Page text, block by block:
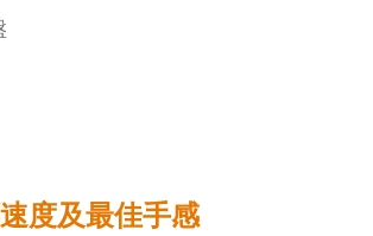
度及最佳手感